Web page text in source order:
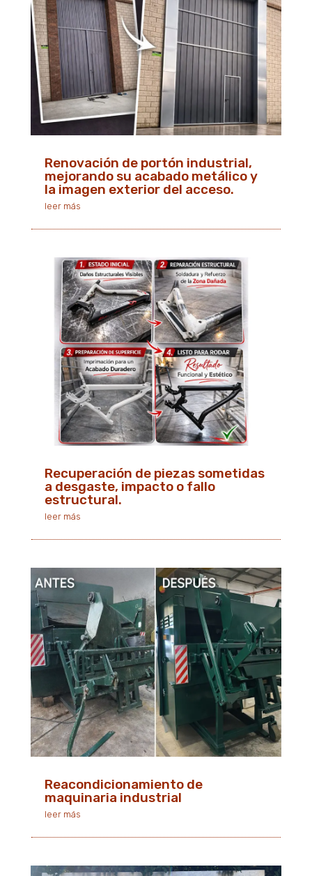
Renovación de portón industrial,
mejorando su acabado metálico y
la imagen exterior del acceso.
leer más
Recuperación de piezas sometidas
a desgaste, impacto o fallo
estructural.
leer más
Reacondicionamiento de
maquinaria industrial
leer más